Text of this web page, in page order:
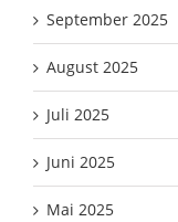
September 2025
August 2025
Juli 2025
Juni 2025
Mai 2025